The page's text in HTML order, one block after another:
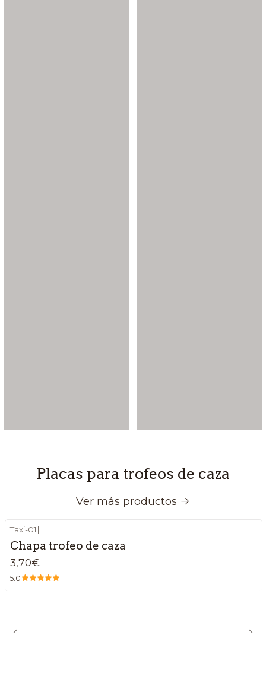
Placas para trofeos de caza
Ver más productos
Taxi-01 |
Chapa trofeo de caza
3,70€
5.0